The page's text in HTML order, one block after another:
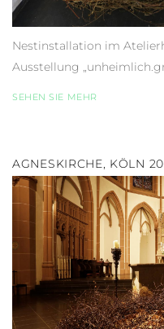
Nestinstallation im
Ausstellung
SEHEN SIE MEHR
AGNESKIRCHE, KÖLN